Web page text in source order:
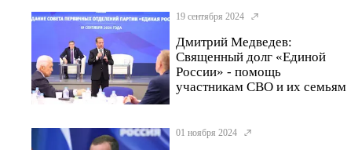
19 сентября 2024
Дмитрий Медведев:
Священный долг «Единой
России» - помощь
участникам СВО и их семьям
01 ноября 2024